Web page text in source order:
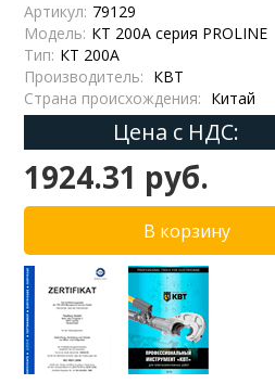
Артикул: 79129
Модель: КТ 200А серия PROLINE
Тип: КТ 200А
Производитель: КВТ
Страна происхождения: Китай
Цена с НДС:
1924.31 руб.